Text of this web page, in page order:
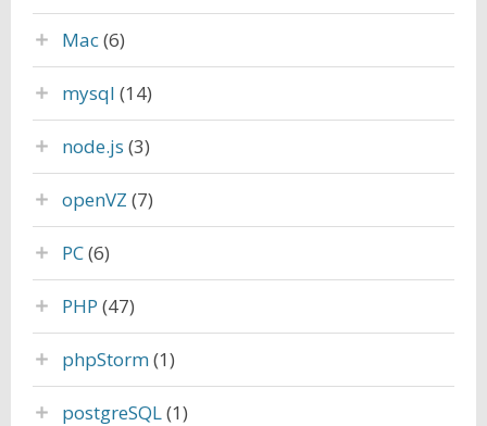
Mac(6)
mysql (14)
node.js (3)
openVZ (7)
PC(6)
PHP (47)
phpStorm(1)
postgreSQL(1)